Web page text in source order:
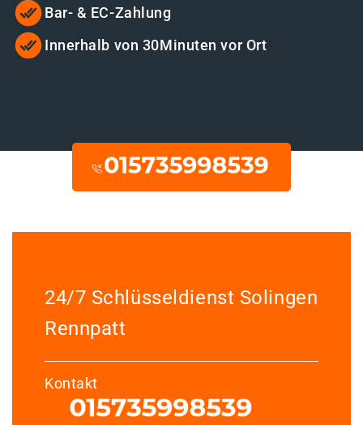
Bar- & EC-Zahlung
Innerhalb von 30Minuten vor Ort
24/7 Schlüsseldienst Solingen
Rennpatt
Kontakt